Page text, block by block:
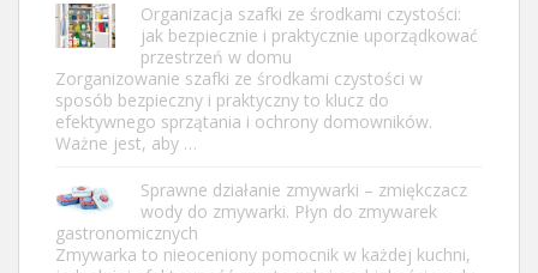
Organizacja szafki ze środkami czystości:
jak bezpiecznie i praktycznie uporządkować
przestrzeń w domu
Zorganizowanie szafki ze środkami czystości w
sposób bezpieczny i praktyczny to klucz do
efektywnego sprzątania i ochrony domowników.
Ważne jest, aby …
Sprawne działanie zmywarki – zmiękczacz
wody do zmywarki. Płyn do zmywarek
gastronomicznych
Zmywarka to nieoceniony pomocnik w każdej kuchni,